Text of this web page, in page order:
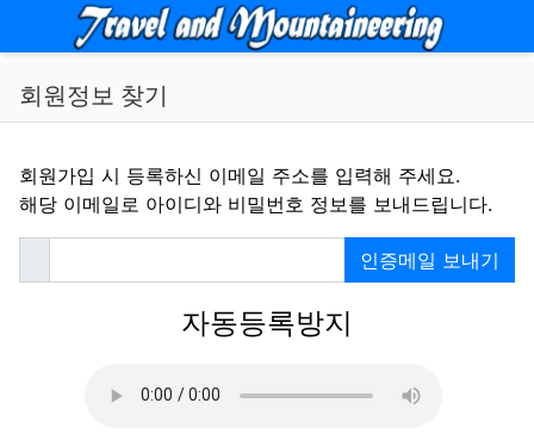
메뉴
회원정보 찾기
회원가입 시 등록하신 이메일 주소를 입력해 주세요.
해당 이메일로 아이디와 비밀번호 정보를 보내드립니다.
인증메일 보내기
자동등록방지